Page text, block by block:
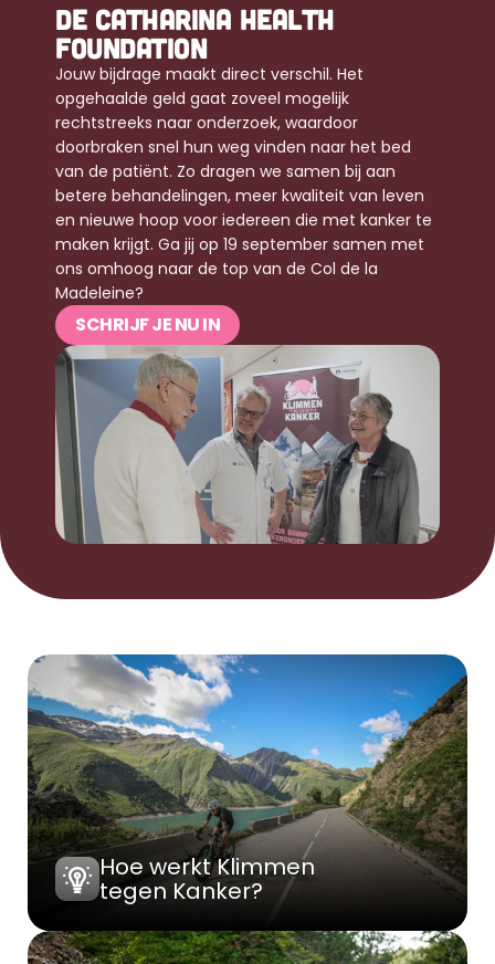
DE CATHARINA HEALTH
FOUNDATION
Jouw bijdrage maakt direct verschil. Het
opgehaalde geld gaat zoveel mogelijk
rechtstreeks naar onderzoek, waardoor
doorbraken snel hun weg vinden naar het bed
van de patiënt. Zo dragen we samen bij aan
betere behandelingen, meer kwaliteit van leven
en nieuwe hoop voor iedereen die met kanker te
maken krijgt. Ga jij op 19 september samen met
ons omhoog naar de top van de Col de la
Madeleine?
SCHRIJF JE NU IN
Hoe werkt Klimmen
tegen Kanker?